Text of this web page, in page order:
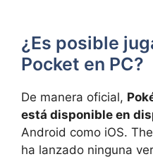
¿Es posible
Pocket en PC?
De manera oficial,
está disponible en
Android como iOS.
ha lanzado ninguna